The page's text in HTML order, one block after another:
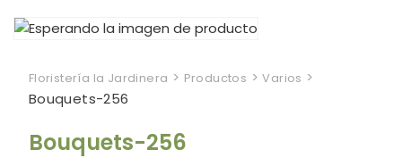
Floristería la Jardinera > Productos >Varios >
Bouquets-256
Bouquets-256